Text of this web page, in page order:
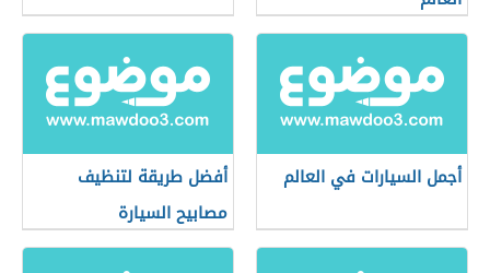
أجمل السيارات في العالم
أفضل طريقة لتنظيف
مصابيح السيارة